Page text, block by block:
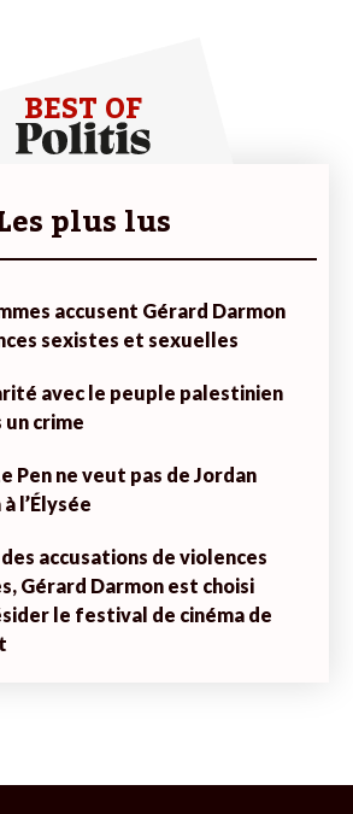
BEST OF
plus lus
accusent Gérard Darmon
sexistes et sexuelles
avec le peuple palestinien
un crime
Pen ne veut pas de Jordan
l’Élysée
accusations de violences
Gérard Darmon est choisi
le festival de cinéma de